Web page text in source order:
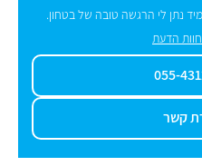
נתן לי הרגשה טובה של בטחון.
הדעת
055-
קשר